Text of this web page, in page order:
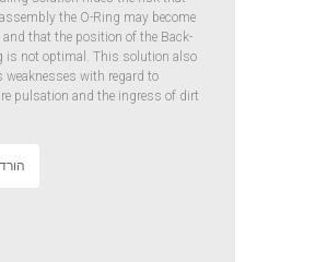
the O-Ring may become
that the position of the Back-
is not optimal. This solution also
weaknesses with regard to
pulsation and the ingress of dirt.
הורד PDF